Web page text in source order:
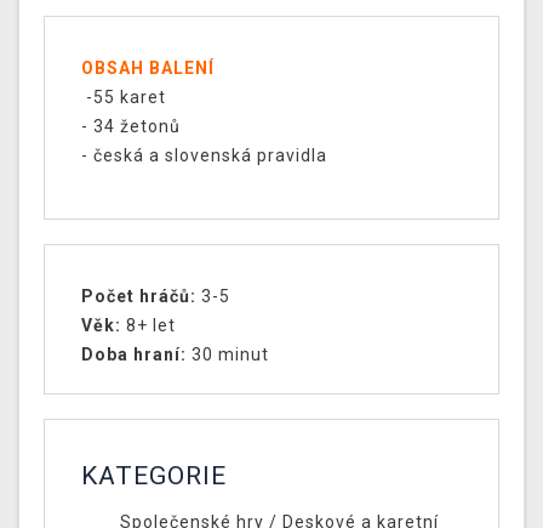
OBSAH BALENÍ
-55 karet
- 34 žetonů
- česká a slovenská pravidla
Počet hráčů: 3-5
Věk: 8+ let
Doba hraní: 30 minut
KATEGORIE
Společenské hry / Deskové a karetní